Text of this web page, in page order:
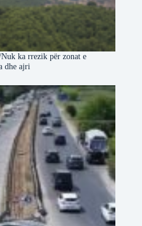
ka rrezik për zonat e
dhe ajri